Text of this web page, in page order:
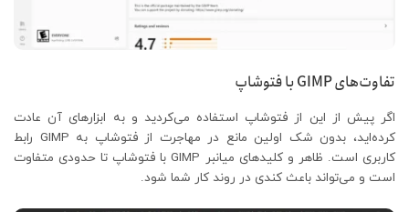
تفاوت‌های GIMP با فتوشاپ
اگر پیش از این از فتوشاپ استفاده می‌کردید و به ابزارهای آن عادت
کرده‌اید، بدون شک اولین مانع در مهاجرت از فتوشاپ به GIMP رابط
کاربری است. ظاهر و کلیدهای میانبر GIMP با فتوشاپ تا حدودی متفاوت
است و می‌تواند باعث کندی در روند کار شما شود.